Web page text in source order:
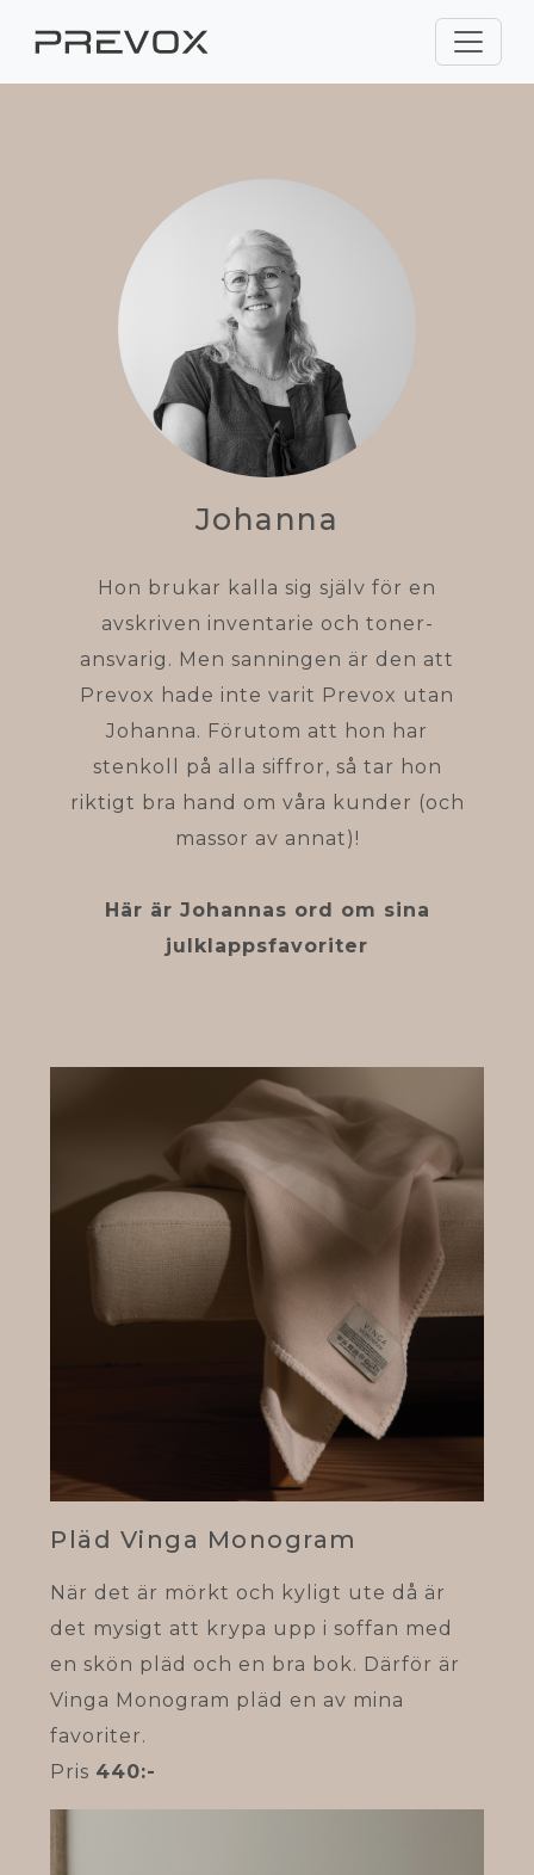
Johanna
Hon brukar kalla sig själv för en
avskriven inventarie och toner-
ansvarig. Men sanningen är den att
Prevox hade inte varit Prevox utan
Johanna. Förutom att hon har
stenkoll på alla siffror, så tar hon
riktigt bra hand om våra kunder (och
massor av annat)!
Här är Johannas ord om sina
julklappsfavoriter
Pläd Vinga Monogram
När det är mörkt och kyligt ute då är
det mysigt att krypa upp i soffan med
en skön pläd och en bra bok. Därför är
Vinga Monogram pläd en av mina
favoriter.
Pris 440:-